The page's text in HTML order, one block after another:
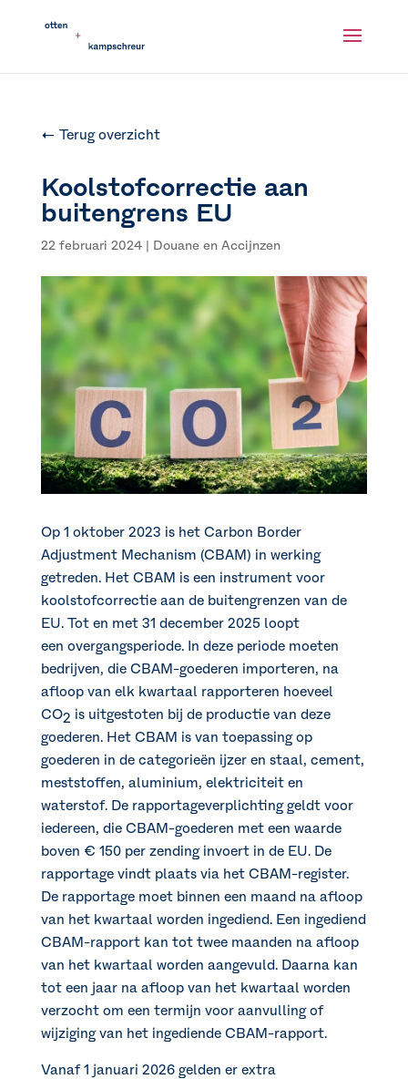
← Terug overzicht
Koolstofcorrectie aan
buitengrens EU
22 februari 2024| Douane en Accijnzen
Op 1 oktober 2023 is het Carbon Border
Adjustment Mechanism (CBAM) in werking
getreden. Het CBAM is een instrument voor
koolstofcorrectie aan de buitengrenzen van de
EU. Tot en met 31 december 2025 loopt
een overgangsperiode. In deze periode moeten
bedrijven, die CBAM-goederen importeren, na
afloop van elk kwartaal rapporteren hoeveel
CO2 is uitgestoten bij de productie van deze
goederen. Het CBAM is van toepassing op
goederen in de categorieën ijzer en staal, cement,
meststoffen, aluminium, elektriciteit en
waterstof. De rapportageverplichting geldt voor
iedereen, die CBAM-goederen met een waarde
boven € 150 per zending invoert in de EU. De
rapportage vindt plaats via het CBAM-register.
De rapportage moet binnen een maand na afloop
van het kwartaal worden ingediend. Een ingediend
CBAM-rapport kan tot twee maanden na afloop
van het kwartaal worden aangevuld. Daarna kan
tot een jaar na afloop van het kwartaal worden
verzocht om een termijn voor aanvulling of
wijziging van het ingediende CBAM-rapport.
Vanaf 1 januari 2026 gelden er extra